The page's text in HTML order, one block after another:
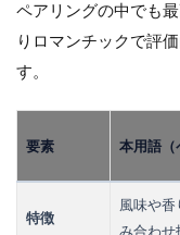
ペアリングの中でも
りロマンチックで評
す。
要素 本用語（
特徴
風味や香
み合わせ